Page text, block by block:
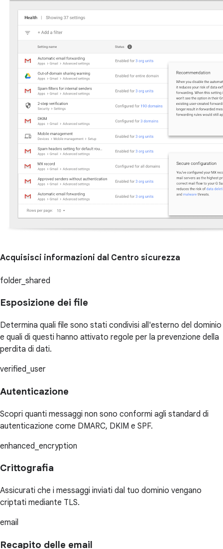
Acquisisci informazioni dal Centro sicurezza
folder_shared
Esposizione dei file
Determina quali file sono stati condivisi all'esterno del dominio
e quali di questi hanno attivato regole per la prevenzione della
perdita di dati.
verified_user
Autenticazione
Scopri quanti messaggi non sono conformi agli standard di
autenticazione come DMARC, DKIM e SPF.
enhanced_encryption
Crittografia
Assicurati che i messaggi inviati dal tuo dominio vengano
criptati mediante TLS.
email
Recapito delle email